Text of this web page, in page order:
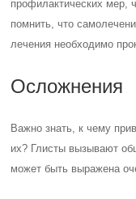
профилактических мер,
помнить, что
лечения необходимо
Осложнения
Важно знать, к чему
их? Глисты вызывают
может быть выражена